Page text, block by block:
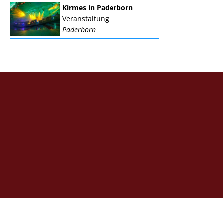
Kirmes in Paderborn
Veranstaltung
Paderborn